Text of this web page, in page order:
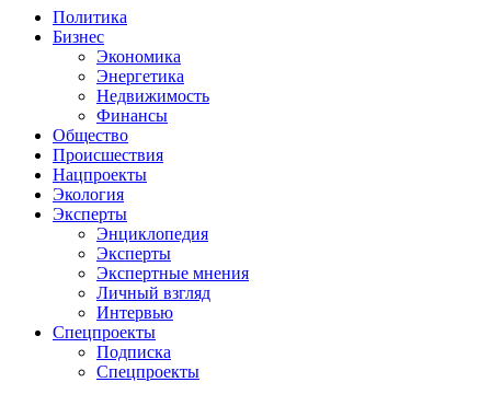
Политика
Бизнес
Экономика
Энергетика
Недвижимость
Финансы
Общество
Происшествия
Нацпроекты
Экология
Эксперты
Энциклопедия
Эксперты
Экспертные мнения
Личный взгляд
Интервью
Спецпроекты
Подписка
Спецпроекты